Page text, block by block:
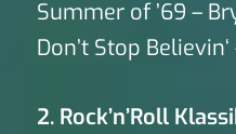
Summer of ’69 –
Don’t Stop
2. Rock’n’Roll